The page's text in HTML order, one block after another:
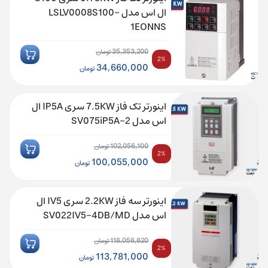
بود.
75,131,000 تومان.ال اس مدل LSLV0008S100-
1EONNS
35,353,200تومان
قیمت
35,353,200 تومان
بود.
34,660,000تومان
فعلی:
34,660,000 تومان.
2%
اینورتر تک فاز 7.5KW سری IP5A ال
اس مدل SV075iP5A-2
102,056,100تومان
قیمت
102,056,100 تومان
بود.
100,055,000تومان
فعلی:
100,055,000 تومان.
2%
اینورتر سه فاز 2.2KW سری IV5 ال
اس مدل SV022IV5-4DB/MD
116,056,620تومان
قیمت
113,781,000تومان
2%